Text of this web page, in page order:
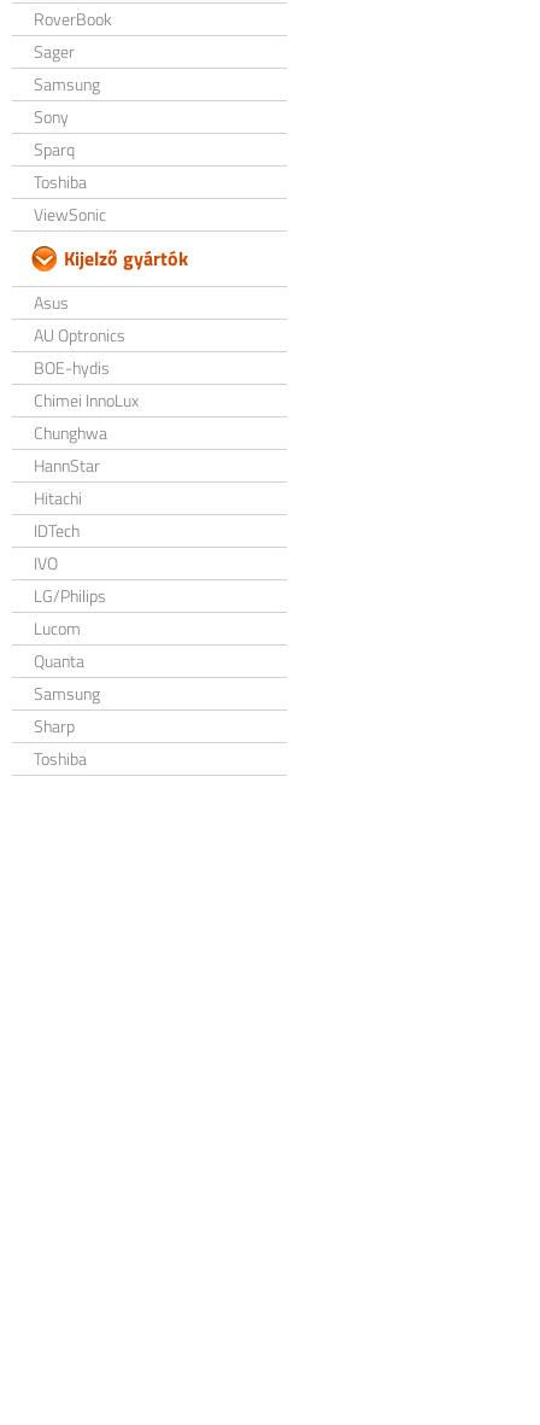
RoverBook
Sager
Samsung
Sony
Sparq
Toshiba
ViewSonic
Kijelző gyártók
Asus
AU Optronics
BOE-hydis
Chimei InnoLux
Chunghwa
HannStar
Hitachi
IDTech
IVO
LG/Philips
Lucom
Quanta
Samsung
Sharp
Toshiba